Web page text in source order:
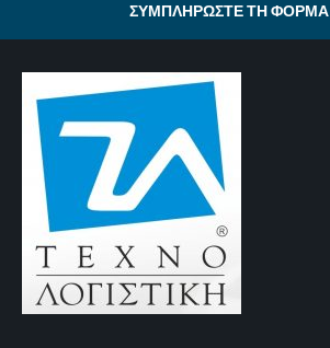
ΣΥΜΠΛΗΡΩΣΤΕ ΤΗ ΦΟΡΜΑ